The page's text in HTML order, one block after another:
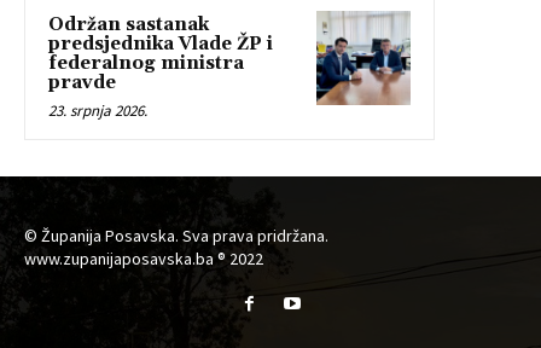
Održan sastanak
predsjednika Vlade ŽP i
federalnog ministra
pravde
23. srpnja 2026.
© Županija Posavska. Sva prava pridržana.
www.zupanijaposavska.ba ® 2022